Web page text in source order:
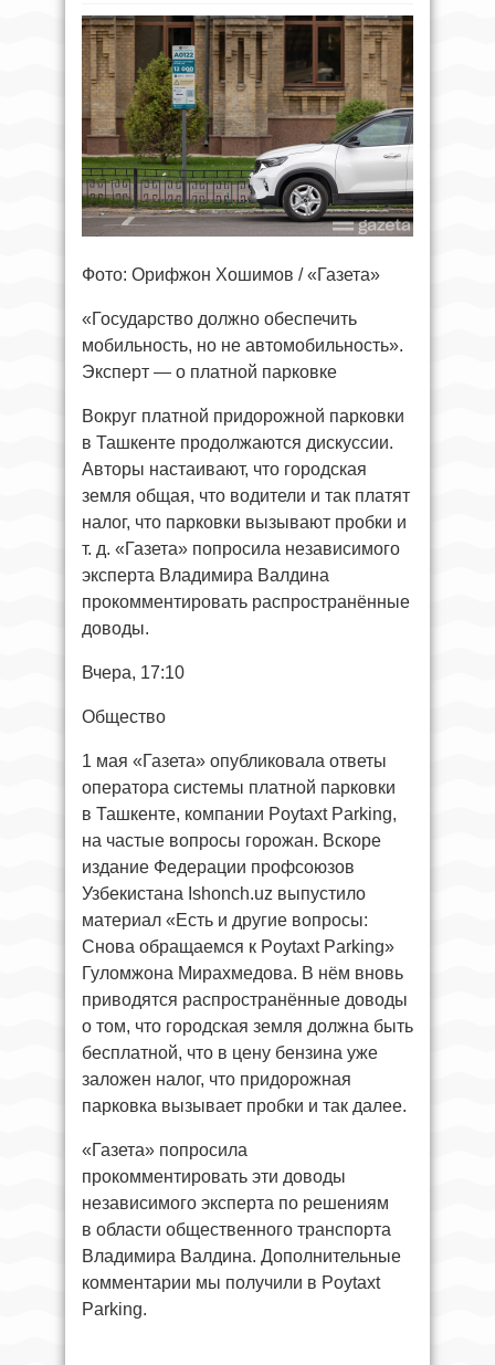
Фото: Орифжон Хошимов / «Газета»
«Государство должно обеспечить
мобильность, но не автомобильность».
Эксперт — о платной парковке
Вокруг платной придорожной парковки
в Ташкенте продолжаются дискуссии.
Авторы настаивают, что городская
земля общая, что водители и так платят
налог, что парковки вызывают пробки и
т. д. «Газета» попросила независимого
эксперта Владимира Валдина
прокомментировать распространённые
доводы.
Вчера, 17:10
Общество
1 мая «Газета» опубликовала ответы
оператора системы платной парковки
в Ташкенте, компании Poytaxt Parking,
на частые вопросы горожан. Вскоре
издание Федерации профсоюзов
Узбекистана Ishonch.uz выпустило
материал «Есть и другие вопросы:
Снова обращаемся к Poytaxt Parking»
Гуломжона Мирахмедова. В нём вновь
приводятся распространённые доводы
о том, что городская земля должна быть
бесплатной, что в цену бензина уже
заложен налог, что придорожная
парковка вызывает пробки и так далее.
«Газета» попросила
прокомментировать эти доводы
независимого эксперта по решениям
в области общественного транспорта
Владимира Валдина. Дополнительные
комментарии мы получили в Poytaxt
Parking.